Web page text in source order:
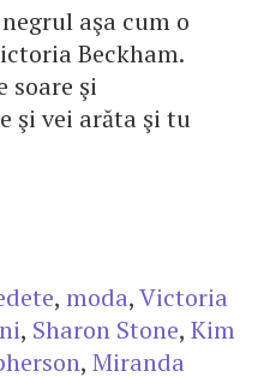
aşa cum o
Beckham.
soare şi
şi vei arăta şi tu
, moda,Victoria
, Sharon Stone, Kim
, Miranda